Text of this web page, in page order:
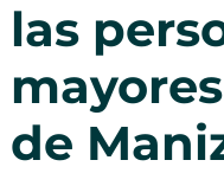
las
de